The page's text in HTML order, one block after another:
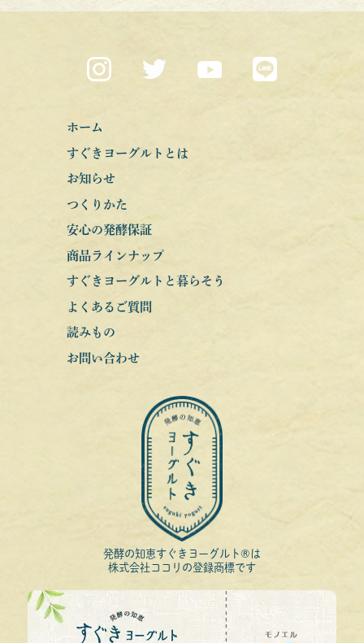
ホーム
すぐきヨーグルトとは
お知らせ
つくりかた
安心の発酵保証
商品ラインナップ
すぐきヨーグルトと暮らそう
よくあるご質問
読みもの
お問い合わせ
発酵の知恵すぐきヨーグルト®は
株式会社ココリの登録商標です